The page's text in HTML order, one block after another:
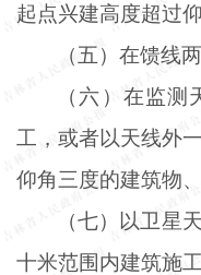
起点兴建高度超过
（五）在馈线
（六）在监
工，或者以天线外
仰角三度的建筑物
（七）以卫星
十米范围内建筑施